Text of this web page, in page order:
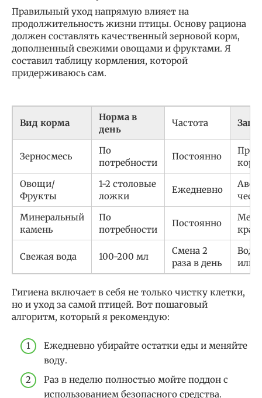
Правильный уход напрямую влияет на
продолжительность жизни птицы. Основу рациона
должен составлять качественный зерновой корм,
дополненный свежими овощами и фруктами. Я
составил таблицу кормления, которой
придерживаюсь сам.
Вид корма
Норма в
день
Частота
Зерносмесь
По
потребности
Постоянно
корм
Овощи/
Фрукты
1-2 столовые
ложки
Ежедневно
Минеральный
камень
По
потребности
Постоянно
Мел
Свежая вода 100-200 мл
Смена 2
раза в день
Вода
или
Гигиена включает в себя не только чистку клетки,
но и уход за самой птицей. Вот пошаговый
алгоритм, который я рекомендую:
Ежедневно убирайте остатки еды и меняйте
воду.
Раз в неделю полностью мойте поддон с
использованием безопасного средства.